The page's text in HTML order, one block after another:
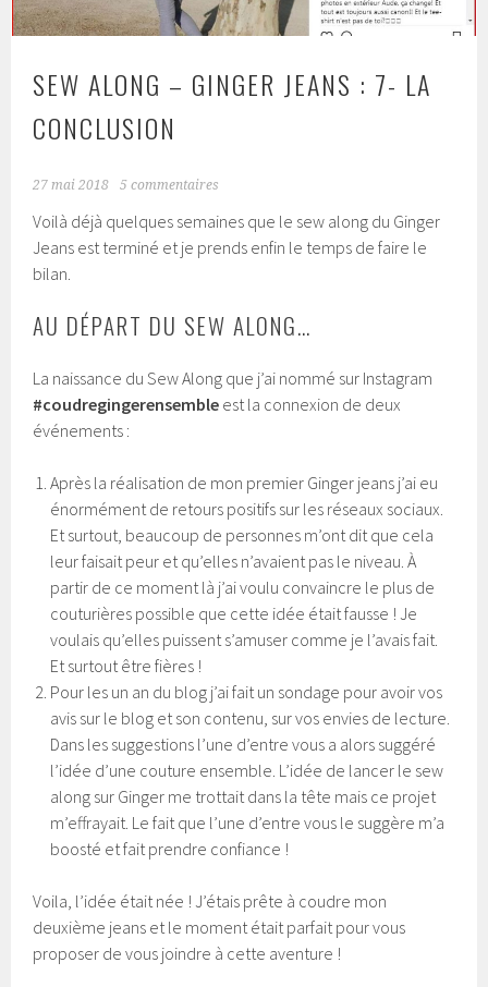
SEW ALONG – GINGER JEANS : 7- LA
CONCLUSION
27 mai 2018 5 commentaires
Voilà déjà quelques semaines que le sew along du Ginger
Jeans est terminé et je prends enfin le temps de faire le
bilan.
AU DÉPART DU SEW ALONG…
La naissance du Sew Along que j’ai nommé sur Instagram
#coudregingerensemble est la connexion de deux
événements :
Après la réalisation de mon premier Ginger jeans j’ai eu
énormément de retours positifs sur les réseaux sociaux.
Et surtout, beaucoup de personnes m’ont dit que cela
leur faisait peur et qu’elles n’avaient pas le niveau. À
partir de ce moment là j’ai voulu convaincre le plus de
couturières possible que cette idée était fausse ! Je
voulais qu’elles puissent s’amuser comme je l’avais fait.
Et surtout être fières !
Pour les un an du blog j’ai fait un sondage pour avoir vos
avis sur le blog et son contenu, sur vos envies de lecture.
Dans les suggestions l’une d’entre vous a alors suggéré
l’idée d’une couture ensemble. L’idée de lancer le sew
along sur Ginger me trottait dans la tête mais ce projet
m’effrayait. Le fait que l’une d’entre vous le suggère m’a
boosté et fait prendre confiance !
Voila, l’idée était née ! J’étais prête à coudre mon
deuxième jeans et le moment était parfait pour vous
proposer de vous joindre à cette aventure !